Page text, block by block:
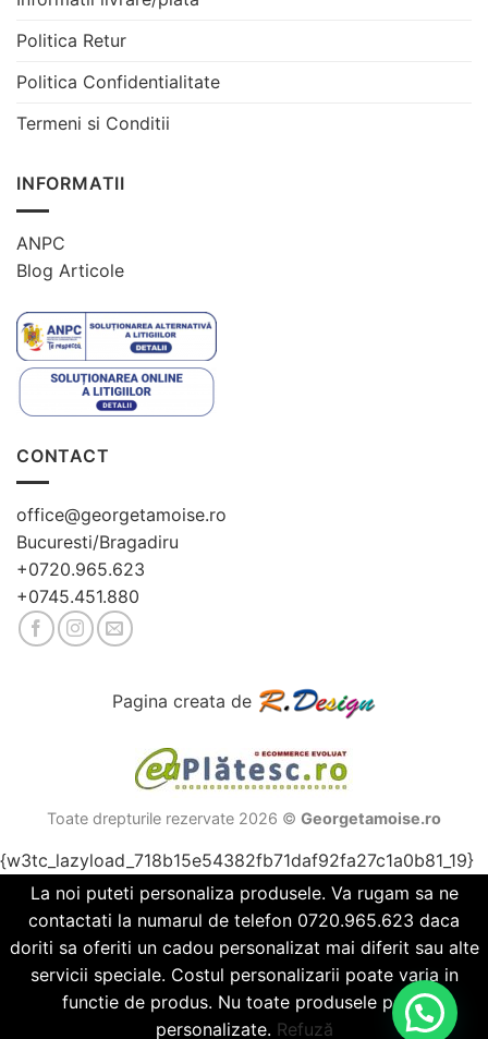
Politica Retur
Politica Confidentialitate
Termeni si Conditii
INFORMATII
ANPC
Blog Articole
CONTACT
office@georgetamoise.ro
Bucuresti/Bragadiru
+0720.965.623
+0745.451.880
Pagina creata de
Toate drepturile rezervate 2026 © Georgetamoise.ro
{w3tc_lazyload_718b15e54382fb71daf92fa27c1a0b81_19}
La noi puteti personaliza produsele. Va rugam sa ne
contactati la numarul de telefon 0720.965.623 daca
doriti sa oferiti un cadou personalizat mai diferit sau alte
servicii speciale. Costul personalizarii poate varia in
functie de produs. Nu toate produsele pot fi
personalizate. Refuză